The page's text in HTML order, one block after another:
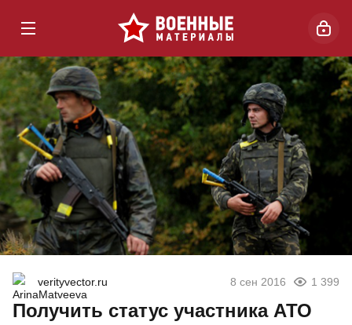
verityvector.ru 8 сен 2016 1 399
Получить статус участника АТО